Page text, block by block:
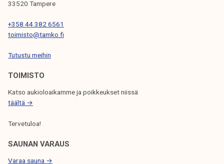
j
a
k
n
t
a
j
l
l
e
33520 Tampere
+358 44 382 6561
toimisto@tamko.fi
Tutustu meihin
TOIMISTO
Katso aukioloaikamme ja poikkeukset niissä
täältä →
Tervetuloa!
SAUNAN VARAUS
Varaa sauna →